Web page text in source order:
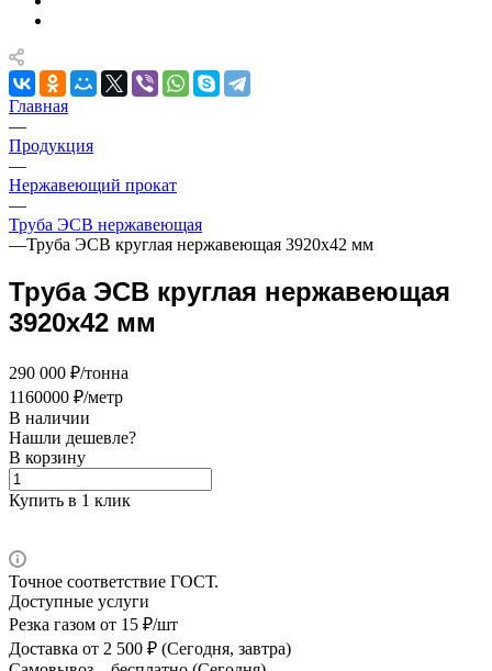
Главная
—
Продукция
—
Нержавеющий прокат
—
Труба ЭСВ нержавеющая
—Труба ЭСВ круглая нержавеющая 3920х42 мм
Труба ЭСВ круглая нержавеющая
3920х42 мм
290 000 ₽/тонна
1160000 ₽/метр
В наличии
Нашли дешевле?
В корзину
Купить в 1 клик
Точное соответствие ГОСТ.
Доступные услуги
Резка газом от 15 ₽/шт
Доставка от 2 500 ₽ (Сегодня, завтра)